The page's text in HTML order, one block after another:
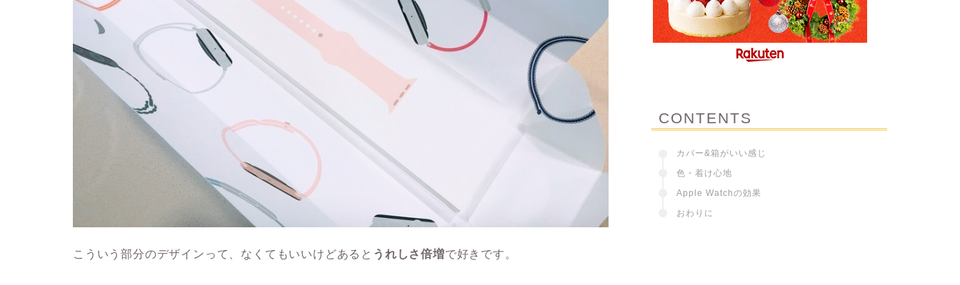
こういう部分のデザインって、なくてもいいけどあると うれしさ倍増で好きです。
CONTENTS
カバー&箱がいい感じ
色・着け心地
Apple Watchの効果
おわりに